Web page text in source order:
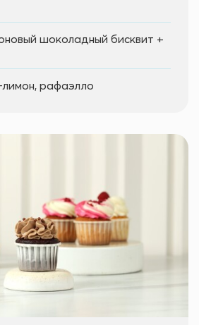
шоколадный бисквит +
рафаэлло